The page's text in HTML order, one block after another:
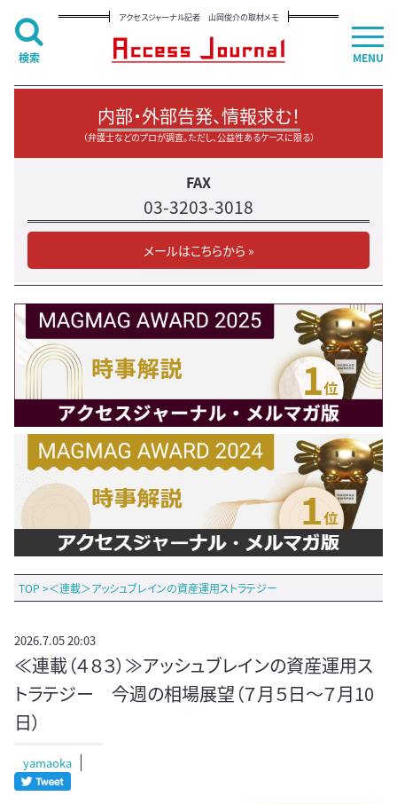
アクセスジャーナル記者 山岡俊介の取材メモ
内部・外部告発、情報求む！
（弁護士などのプロが調査。ただし、公益性あるケースに限る）
FAX
03-3203-3018
メールはこちらから »
TOP >＜連載＞アッシュブレインの資産運用ストラテジー
2026.7.05 20:03
≪連載（４８３）≫アッシュブレインの資産運用ス
トラテジー 今週の相場展望（７月５日～７月10
日）
yamaoka
MENU
検索